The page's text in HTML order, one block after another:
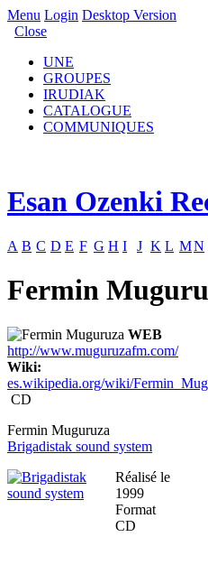
Menu Login Desktop Version
Close
UNE
GROUPES
IRUDIAK
CATALOGUE
COMMUNIQUES
Esan Ozenki
A B C D E F G H I J K L MN
Fermin
WEB
http://www.muguruzafm.com/
Wiki:
es.wikipedia.org/wiki/
CD
Fermin Muguruza
Brigadistak sound system
Réalisé le
1999
Format
CD